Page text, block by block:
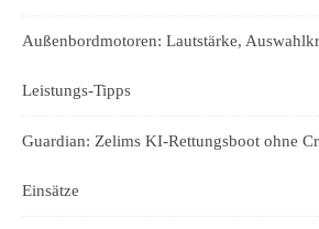
Außenbordmotoren: Lautstärke,
Leistungs-Tipps
Guardian: Zelims KI-Rettungsboot ohne
Einsätze